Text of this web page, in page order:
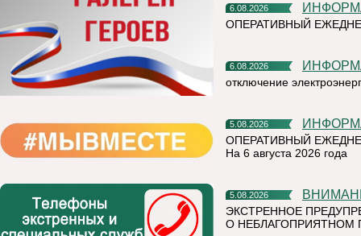
6.08.2026
ОПЕРАТИВНЫЙ
6.08.2026
отключение
5.08.2026
ОПЕРАТИВНЫЙ
На 6 августа 2026 года
5.08.2026
ЭКСТРЕННОЕ
О НЕБЛАГОПРИЯТНОМ